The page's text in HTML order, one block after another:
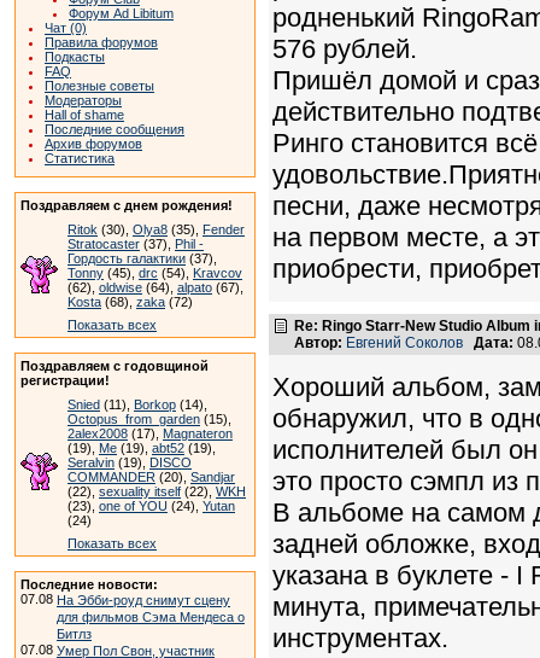
Форум Ad Libitum
Чат (0)
Правила форумов
Подкасты
FAQ
Полезные советы
Модераторы
Hall of shame
Последние сообщения
Архив форумов
Статистика
Поздравляем с днем рождения!
Ritok (30), Olya8 (35), Fender
Stratocaster (37), Phil -
Гордость галактики (37),
Tonny (45), drc (54), Kravcov
(62), oldwise (64), alpato (67),
Kosta (68), zaka (72)
Показать всех
Поздравляем с годовщиной
регистрации!
Snied (11), Borkop (14),
Octopus_from_garden (15),
2alex2008 (17), Magnateron
(19), Me (19), abt52 (19),
Seralvin (19), DISCO
COMMANDER (20), Sandjar
(22), sexuality itself (22), WKH
(23), one of YOU (24), Yutan
(24)
Показать всех
Последние новости:
07.08 На Эбби-роуд снимут сцену
для фильмов Сэма Мендеса о
Битлз
07.08 Умер Пол Свон, участник
родненький
576 рублей.
Пришёл домой и
действительно
Ринго становится
песни, даже
на первом месте, а
приобрести,
Re: Ringo Starr-New Studio Album
Автор: Евгений Соколов Дата:
Хороший альбом,
обнаружил, что в
исполнителей был
это просто сэмпл из
В альбоме на самом
задней обложке,
указана в буклете - I
минута,
инструментах.